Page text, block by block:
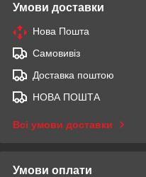
Умови доставки
Нова Пошта
Самовивіз
Доставка поштою
НОВА ПОШТА
Всі умови доставки
Умови оплати